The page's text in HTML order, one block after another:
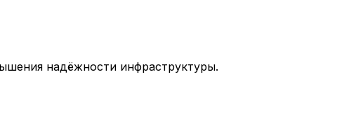
надёжности инфраструктуры.